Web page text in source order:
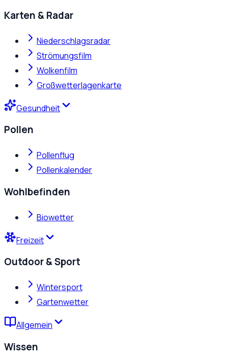
Karten & Radar
Niederschlagsradar
Strömungsfilm
Wolkenfilm
Großwetterlagenkarte
Gesundheit
Pollen
Pollenflug
Pollenkalender
Wohlbefinden
Biowetter
Freizeit
Outdoor & Sport
Wintersport
Gartenwetter
Allgemein
Wissen